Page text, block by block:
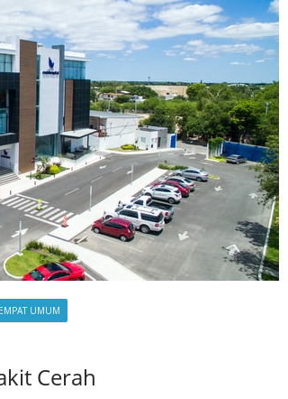
UMUM
Cerah